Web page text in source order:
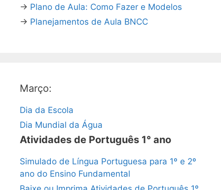
→ Plano de Aula: Como Fazer e Modelos
→ Planejamentos de Aula BNCC
Março:
Dia da Escola
Dia Mundial da Água
Atividades de Português 1° ano
Simulado de Língua Portuguesa para 1º e 2º
ano do Ensino Fundamental